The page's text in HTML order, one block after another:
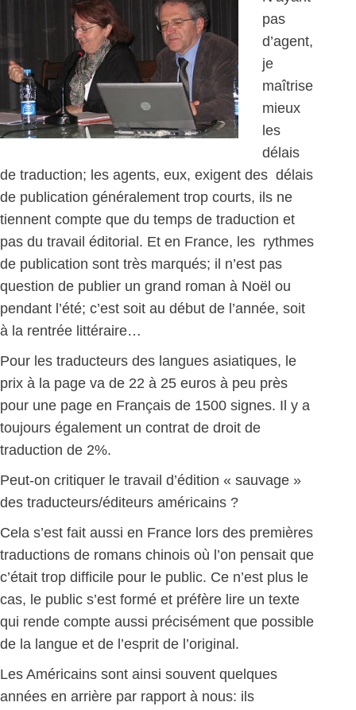
pas
d’agent,
je
maîtrise
mieux
les
délais
de traduction; les agents, eux, exigent des délais
de publication généralement trop courts, ils ne
tiennent compte que du temps de traduction et
pas du travail éditorial. Et en France, les rythmes
de publication sont très marqués; il n’est pas
question de publier un grand roman à Noël ou
pendant l’été; c’est soit au début de l’année, soit
à la rentrée littéraire…
Pour les traducteurs des langues asiatiques, le
prix à la page va de 22 à 25 euros à peu près
pour une page en Français de 1500 signes. Il y a
toujours également un contrat de droit de
traduction de 2%.
Peut-on critiquer le travail d’édition « sauvage »
des traducteurs/éditeurs américains ?
Cela s’est fait aussi en France lors des premières
traductions de romans chinois où l’on pensait que
c’était trop difficile pour le public. Ce n’est plus le
cas, le public s’est formé et préfère lire un texte
qui rende compte aussi précisément que possible
de la langue et de l’esprit de l’original.
Les Américains sont ainsi souvent quelques
années en arrière par rapport à nous: ils